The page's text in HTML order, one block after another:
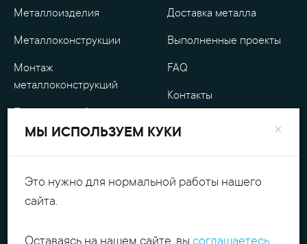
Металлоизделия
Металлоконструкции
Монтаж
металлоконструкций
Уличные
металлоизделия
Обработка металла
Доставка металла
Выполненные проекты
FAQ
Контакты
Оплата
×
МЫ ИСПОЛЬЗУЕМ КУКИ
Это нужно для нормальной работы нашего
сайта.